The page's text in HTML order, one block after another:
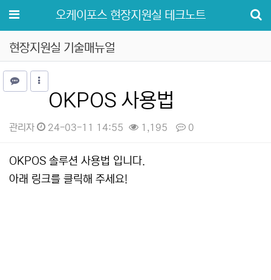
메뉴 오케이포스 현장지원실 테크노트
현장지원실 기술매뉴얼
OKPOS 사용법
관리자 24-03-11 14:55 1,195 0
본문
OKPOS 솔루션 사용법 입니다.
아래 링크를 클릭해 주세요!